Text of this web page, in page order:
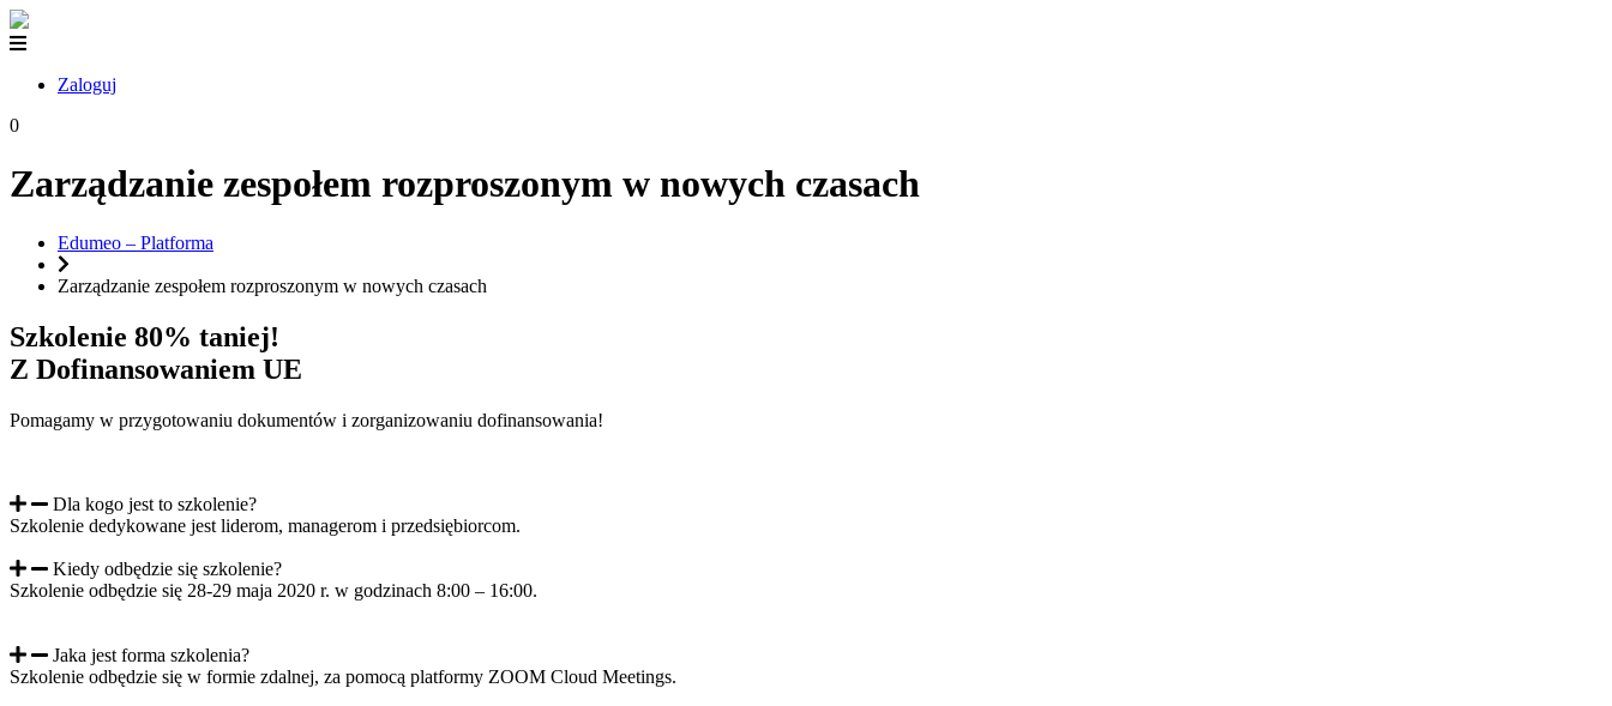
Zaloguj
0
Zarządzanie zespołem rozproszonym w nowych czasach
Edumeo – Platforma
Zarządzanie zespołem rozproszonym w nowych czasach
Szkolenie 80% taniej!
Z Dofinansowaniem UE
Pomagamy w przygotowaniu dokumentów i zorganizowaniu dofinansowania!
Dla kogo jest to szkolenie?
Szkolenie dedykowane jest liderom, managerom i przedsiębiorcom.
Kiedy odbędzie się szkolenie?
Szkolenie odbędzie się 28-29 maja 2020 r. w godzinach 8:00 – 16:00.
Jaka jest forma szkolenia?
Szkolenie odbędzie się w formie zdalnej, za pomocą platformy ZOOM Cloud Meetings.